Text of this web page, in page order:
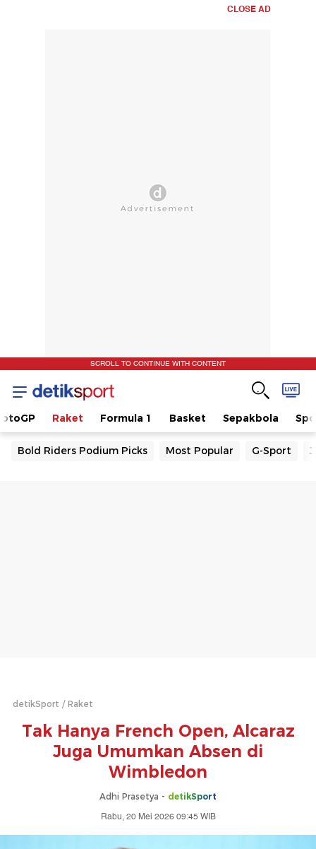
CLOSE AD
SCROLL TO CONTINUE WITH CONTENT
Raket Formula 1 Basket Sepakbola
Bold Riders Podium Picks Most Popular G-Sport
detikSport Raket
Tak Hanya French Open, Alcaraz
Juga Umumkan Absen di
Wimbledon
Adhi Prasetya - detikSport
Rabu, 20 Mei 2026 09:45 WIB